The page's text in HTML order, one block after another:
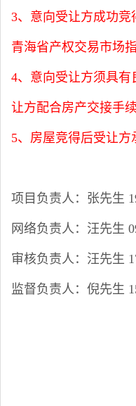
3、 意向受让方成功
青海省产权交易市场
4、意向受让方须具
让方配合房产交接手续
5、房屋竞得后受让
项目负责人：张先生
网络负责人： 汪先生
审核负责人：汪先生
监督负责人：倪先生